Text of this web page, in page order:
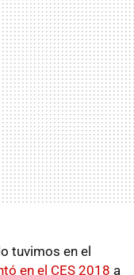
tuvimos en el
en el CES 2018 a